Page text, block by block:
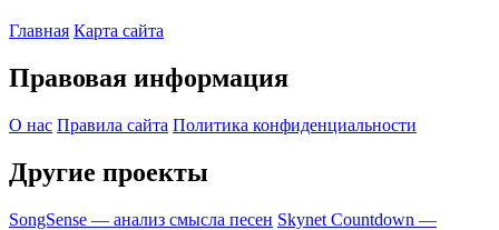
Главная Карта сайта
Правовая информация
О нас Правила сайта Политика конфиденциальности
Другие проекты
SongSense — анализ смысла песен Skynet Countdown —